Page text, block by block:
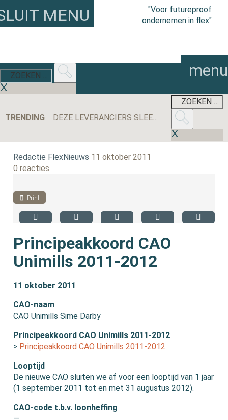
"Voor futureproof
ondernemen in flex"
MENU
menu
TRENDING DEZE LEVERANCIERS SLEEPTEN DE MEESTE AANBESTEDINGEN BINNEN IN 2025
Redactie FlexNieuws 11 oktober 2011
0 reacties
Print
Principeakkoord CAO
Unimills 2011-2012
11 oktober 2011
CAO-naam
CAO Unimills Sime Darby
Principeakkoord CAO Unimills 2011-2012
> Principeakkoord CAO Unimills 2011-2012
Looptijd
De nieuwe CAO sluiten we af voor een looptijd van 1 jaar
(1 september 2011 tot en met 31 augustus 2012).
CAO-code t.b.v. loonheffing